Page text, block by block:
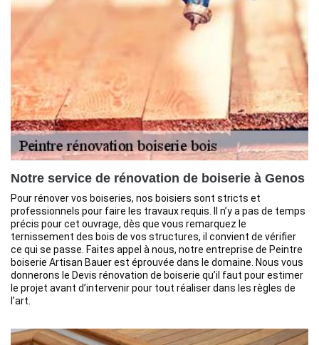
Notre service de rénovation de boiserie à Genos
Pour rénover vos boiseries, nos boisiers sont stricts et
professionnels pour faire les travaux requis. Il n’y a pas de temps
précis pour cet ouvrage, dès que vous remarquez le
ternissement des bois de vos structures, il convient de vérifier
ce qui se passe. Faites appel à nous, notre entreprise de Peintre
boiserie Artisan Bauer est éprouvée dans le domaine. Nous vous
donnerons le Devis rénovation de boiserie qu’il faut pour estimer
le projet avant d’intervenir pour tout réaliser dans les règles de
l’art.